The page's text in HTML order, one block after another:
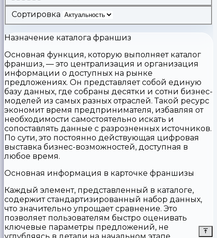
Сортировка
Назначение каталога франшиз
Основная функция, которую выполняет каталог
франшиз, — это централизация и организация
информации о доступных на рынке
предложениях. Он представляет собой единую
базу данных, где собраны десятки и сотни бизнес-
моделей из самых разных отраслей. Такой ресурс
экономит время предпринимателя, избавляя от
необходимости самостоятельно искать и
сопоставлять данные с разрозненных источников.
По сути, это постоянно действующая цифровая
выставка бизнес-возможностей, доступная в
любое время.
Основная информация в карточке франшизы
Каждый элемент, представленный в каталоге,
содержит стандартизированный набор данных,
что значительно упрощает сравнение. Это
позволяет пользователям быстро оценивать
ключевые параметры предложений, не